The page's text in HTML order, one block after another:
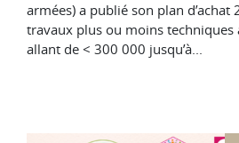
armées) a publié son plan
travaux plus ou moins techniques
allant de < 300 000 jusqu’à...